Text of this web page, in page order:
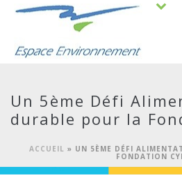
Un 5ème Défi
durable pour la
ACCUEIL » UN 5ÈME DÉFI
FONDATION